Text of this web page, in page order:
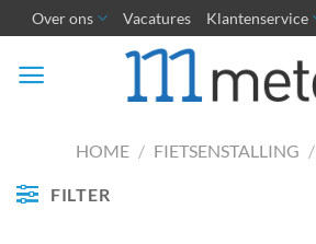
naar
inhoud
Over ons Vacatures Klantenservice
HOME / FIETSENSTALLING /
FILTER